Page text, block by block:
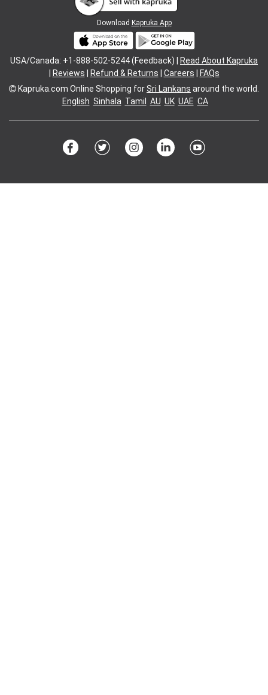
Download Kapruka App
USA/Canada: +1-888-502-5244 (Feedback) |
Read About Kapruka
Reviews Refund & Returns Careers
FAQs
Kapruka.com Online Shopping forSri Lankans around the world.
English Sinhala Tamil AU UK UAE CA